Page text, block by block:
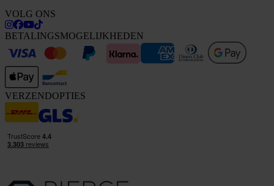
VOLG ONS
BETALINGSMOGELIJKHEDEN
VERZENDOPTIES